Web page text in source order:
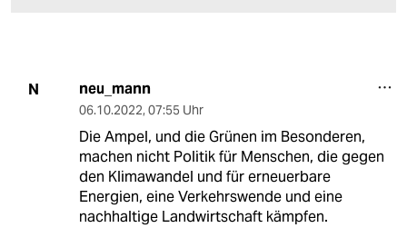
N neu_mann
06.10.2022, 07:55 Uhr
Die Ampel, und die Grünen im Besonderen,
machen nicht Politik für Menschen, die gegen
den Klimawandel und für erneuerbare
Energien, eine Verkehrswende und eine
nachhaltige Landwirtschaft kämpfen.